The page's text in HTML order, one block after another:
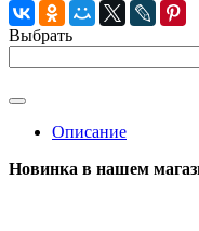
Выбрать
Описание
Новинка в нашем